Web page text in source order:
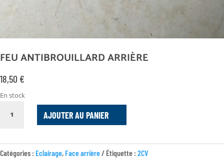
FEU ANTIBROUILLARD ARRIÈRE
18,50 €
En stock
ARRIÈRE
AJOUTER AU PANIER
Catégories : Eclairage,Face arrière Étiquette : 2CV